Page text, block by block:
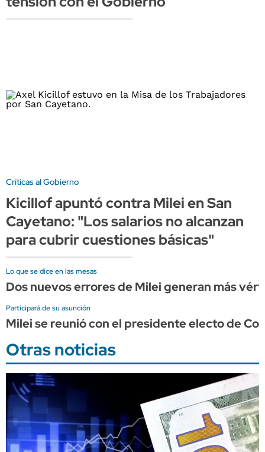
Críticas al Gobierno
Kicillof apuntó contra Milei en San
Cayetano: "Los salarios no alcanzan
para cubrir cuestiones básicas"
Lo que se dice en las mesas
Dos nuevos errores de Milei generan más
Participará de su asunción
Milei se reunió con el presidente electo de
Otras noticias